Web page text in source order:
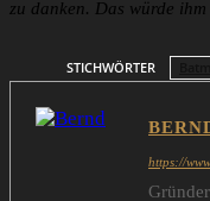
zu danken. Das würde
STICHWÖRTER
https://